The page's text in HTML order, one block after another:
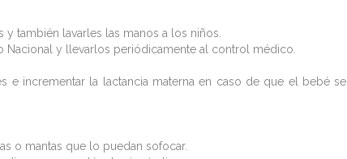
y también lavarles las manos a los niños.
Nacional y llevarlos periódicamente al control médico.
e incrementar la lactancia materna en caso de que el bebé se
o mantas que lo puedan sofocar.